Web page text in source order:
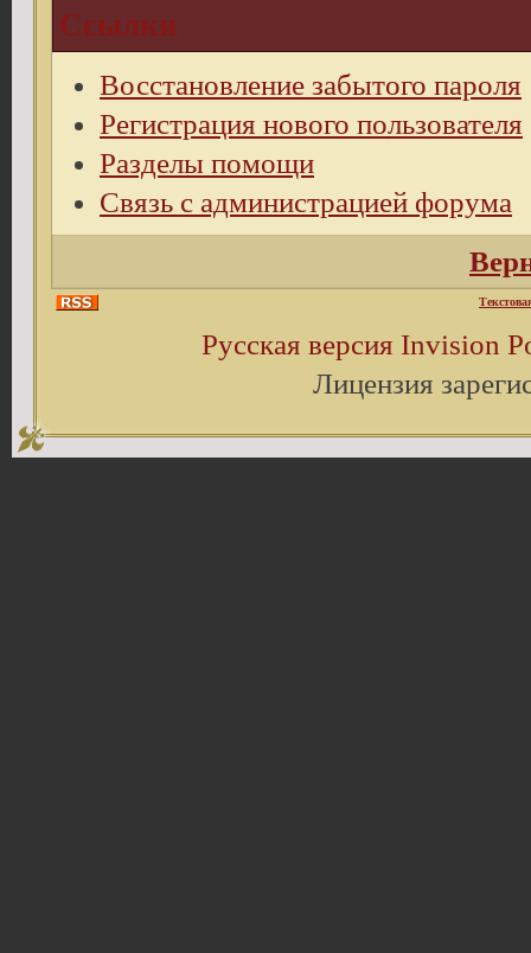
Ссылки
Восстановление забытого пароля
Регистрация нового пользователя
Разделы помощи
Связь с администрацией форума
Русская версия Invision
Лицензия